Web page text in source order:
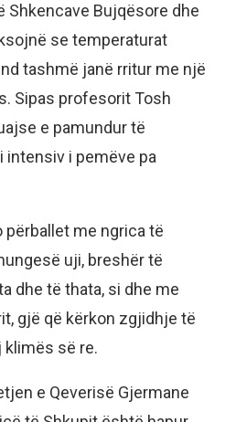
Shkencave Bujqësore dhe
se temperaturat
tashmë janë rritur me një
Sipas profesorit Tosh
e pamundur të
intensiv i pemëve pa
me ngrica të
uji, breshër të
dhe të thata, si dhe me
gjë që kërkon zgjidhje të
klimës së re.
e Qeverisë Gjermane